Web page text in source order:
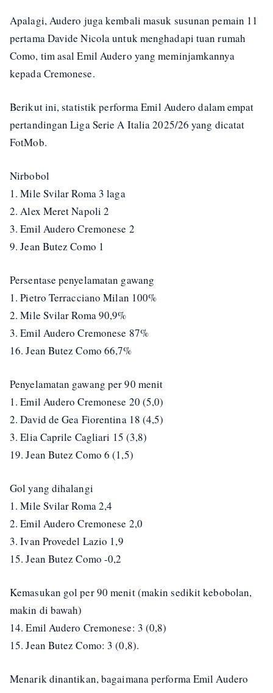
Apalagi, Audero juga kembali masuk susunan pemain 11
pertama Davide Nicola untuk menghadapi tuan rumah
Como, tim asal Emil Audero yang meminjamkannya
kepada Cremonese.
Berikut ini, statistik performa Emil Audero dalam empat
pertandingan Liga Serie A Italia 2025/26 yang dicatat
FotMob.
Nirbobol
1. Mile Svilar Roma 3 laga
2. Alex Meret Napoli 2
3. Emil Audero Cremonese 2
9. Jean Butez Como 1
Persentase penyelamatan gawang
1. Pietro Terracciano Milan 100%
2. Mile Svilar Roma 90,9%
3. Emil Audero Cremonese 87%
16. Jean Butez Como 66,7%
Penyelamatan gawang per 90 menit
1. Emil Audero Cremonese 20 (5,0)
2. David de Gea Fiorentina 18 (4,5)
3. Elia Caprile Cagliari 15 (3,8)
19. Jean Butez Como 6 (1,5)
Gol yang dihalangi
1. Mile Svilar Roma 2,4
2. Emil Audero Cremonese 2,0
3. Ivan Provedel Lazio 1,9
15. Jean Butez Como -0,2
Kemasukan gol per 90 menit (makin sedikit kebobolan,
makin di bawah)
14. Emil Audero Cremonese: 3 (0,8)
15. Jean Butez Como: 3 (0,8).
Menarik dinantikan, bagaimana performa Emil Audero